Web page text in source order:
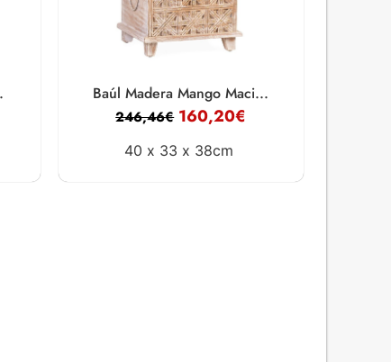
Baúl Madera Mango Maci...
246,46€ 160,20€
40 x 33 x 38cm